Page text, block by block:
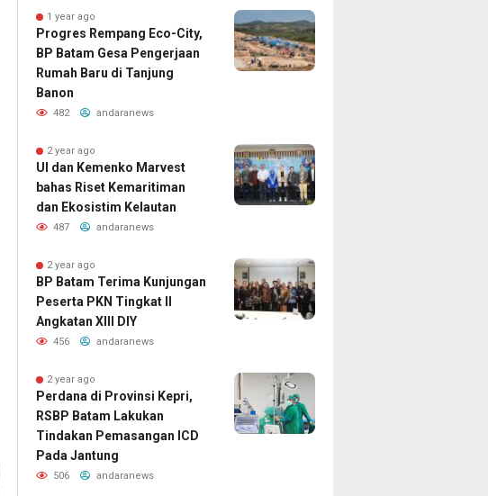
1 year ago
Progres Rempang Eco-City,
BP Batam Gesa Pengerjaan
Rumah Baru di Tanjung
Banon
482 andaranews
2 year ago
UI dan Kemenko Marvest
bahas Riset Kemaritiman
dan Ekosistim Kelautan
487 andaranews
2 year ago
BP Batam Terima Kunjungan
Peserta PKN Tingkat II
Angkatan XIII DIY
456 andaranews
2 year ago
Perdana di Provinsi Kepri,
RSBP Batam Lakukan
Tindakan Pemasangan ICD
Pada Jantung
506 andaranews